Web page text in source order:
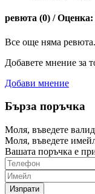
ревюта (0) / Оценка:
Все още няма
Добавете мнение за
Добави мнение
Бърза поръчка
Моля, въведете
Моля, въведете
Вашата поръчка е
Изпрати